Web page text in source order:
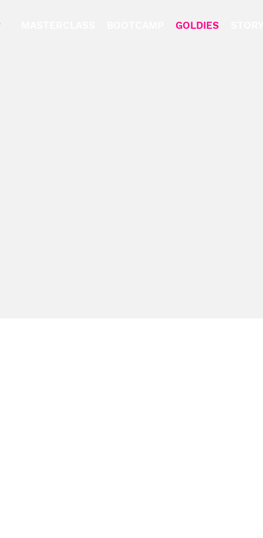
GOLDIES